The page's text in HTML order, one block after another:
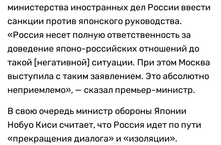
министерства иностранных дел России ввести
санкции против японского руководства.
«Россия несет полную ответственность за
доведение японо-российских отношений до
такой [негативной] ситуации. При этом Москва
выступила с таким заявлением. Это абсолютно
неприемлемо», — сказал премьер-министр.
В свою очередь министр обороны Японии
Нобуо Киси считает, что Россия идет по пути
«прекращения диалога» и «изоляции».